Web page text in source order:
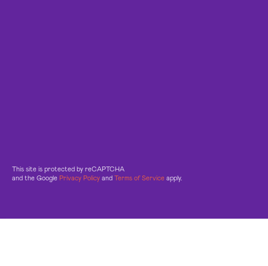
This site is protected by reCAPTCHA
and the Google Privacy Policy and Terms of Service apply.